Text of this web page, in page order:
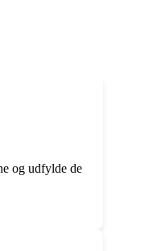
og udfylde de